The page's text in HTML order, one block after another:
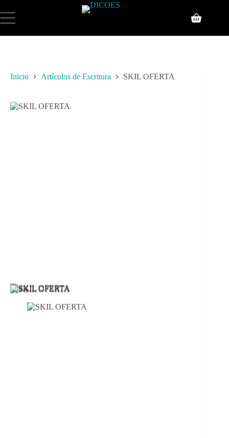
Inicio Artículos de Escritura SKIL OFERTA